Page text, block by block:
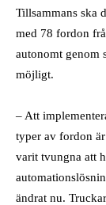
Tillsammans ska
med 78 fordon
autonomt genom
möjligt.
– Att
typer av fordon
varit tvungna att
ändrat nu.